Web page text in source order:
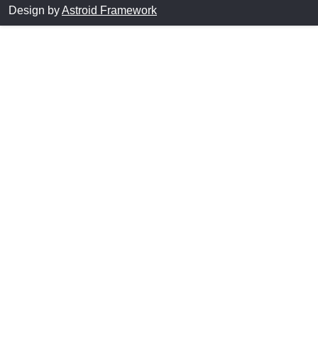
Design byAstroid Framework